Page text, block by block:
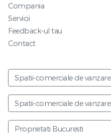
Compania
Servicii
Feedback-ul tau
Contact
Spatii-comerciale de vanzare
Spatii-comerciale de vanzare
Proprietati Bucuresti